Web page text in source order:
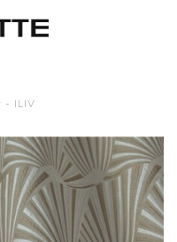
- ILIV